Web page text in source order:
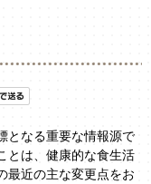
となる重要な情報源で
とは、健康的な食生活
最近の主な変更点をお